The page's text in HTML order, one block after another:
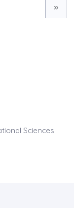
Sciences